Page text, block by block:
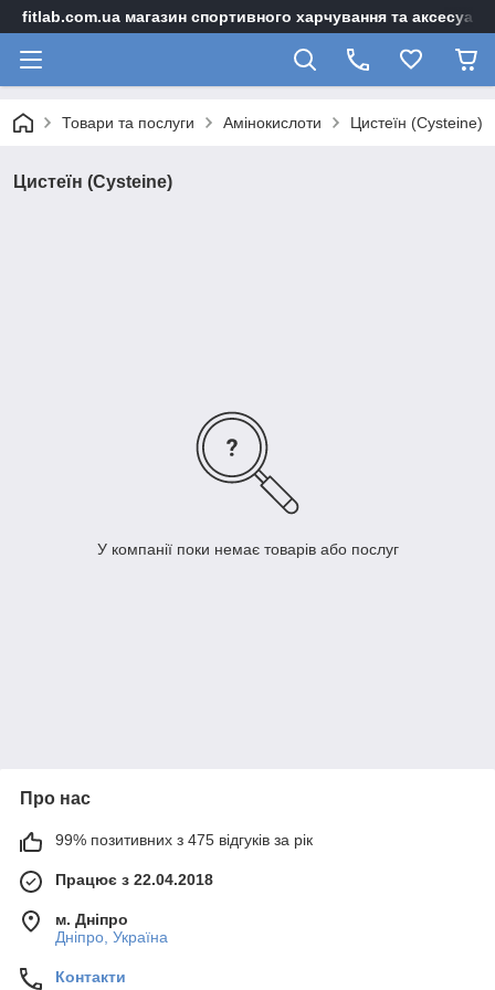
fitlab.com.ua магазин спортивного харчування та
Товари та послуги Амінокислоти Цистеїн (Cysteine)
Цистеїн (Cysteine)
У компанії поки немає товарів або послуг
Про нас
99% позитивних з 475 відгуків за рік
Працює з 22.04.2018
м. Дніпро
Дніпро, Україна
Контакти